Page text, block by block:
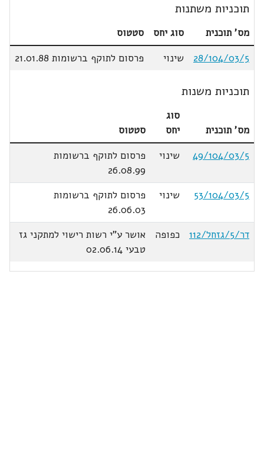
תוכניות משתנות
מס' תוכנית סוג יחס
סטטוס
28/104/03/5
שינוי פרסום לתוקף ברשומות 21.01.88
תוכניות משנות
מס' תוכנית
סוג
יחס
סטטוס
49/104/03/5
שינוי
פרסום לתוקף ברשומות
26.08.99
53/104/03/5
שינוי
פרסום לתוקף ברשומות
26.06.03
דר/5/גזחל/112
כפופה
אושר ע"י רשות רישוי למתקני גז
טבעי 02.06.14